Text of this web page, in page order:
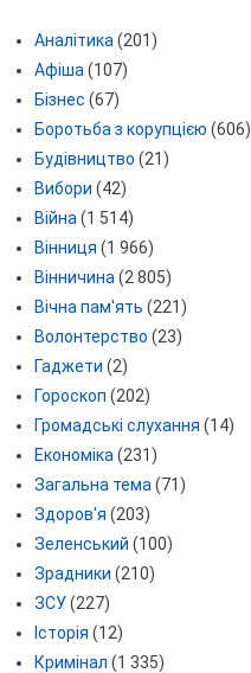
Аналітика (201)
Афіша (107)
Бізнес (67)
Боротьба з корупцією (606)
Будівництво (21)
Вибори (42)
Війна (1 514)
Вінниця (1 966)
Вінничина (2 805)
Вічна пам'ять (221)
Волонтерство (23)
Гаджети (2)
Гороскоп (202)
Громадські слухання (14)
Економіка (231)
Загальна тема (71)
Здоров'я (203)
Зеленський (100)
Зрадники (210)
ЗСУ(227)
Історія (12)
Кримінал (1 335)